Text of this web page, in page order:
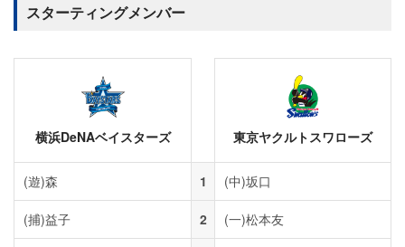
スターティングメンバー
横浜DeNAベイスターズ 東京ヤクルトスワローズ
(遊)森 1 (中)坂口
(捕)益子 2 (一)松本友